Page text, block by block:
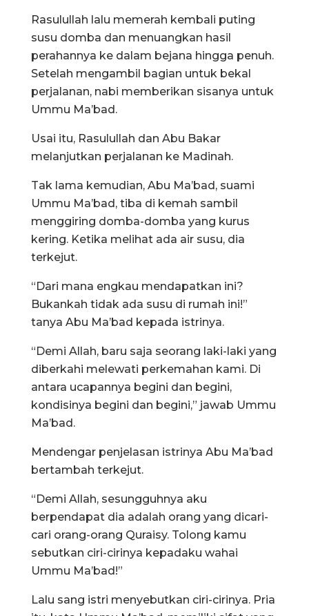
Rasulullah lalu memerah kembali puting
susu domba dan menuangkan hasil
perahannya ke dalam bejana hingga penuh.
Setelah mengambil bagian untuk bekal
perjalanan, nabi memberikan sisanya untuk
Ummu Ma’bad.
Usai itu, Rasulullah dan Abu Bakar
melanjutkan perjalanan ke Madinah.
Tak lama kemudian, Abu Ma’bad, suami
Ummu Ma’bad, tiba di kemah sambil
menggiring domba-domba yang kurus
kering. Ketika melihat ada air susu, dia
terkejut.
“Dari mana engkau mendapatkan ini?
Bukankah tidak ada susu di rumah ini!”
tanya Abu Ma’bad kepada istrinya.
“Demi Allah, baru saja seorang laki-laki yang
diberkahi melewati perkemahan kami. Di
antara ucapannya begini dan begini,
kondisinya begini dan begini,” jawab Ummu
Ma’bad.
Mendengar penjelasan istrinya Abu Ma’bad
bertambah terkejut.
“Demi Allah, sesungguhnya aku
berpendapat dia adalah orang yang dicari-
cari orang-orang Quraisy. Tolong kamu
sebutkan ciri-cirinya kepadaku wahai
Ummu Ma’bad!”
Lalu sang istri menyebutkan ciri-cirinya. Pria